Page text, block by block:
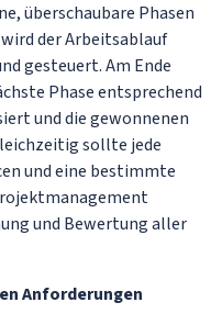
überschaubare Phasen
der Arbeitsablauf
gesteuert. Am Ende
Phase entsprechend
und die gewonnenen
sollte jede
und eine bestimmte
und Bewertung aller
Anforderungen